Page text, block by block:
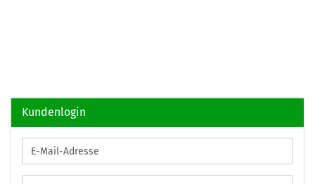
Kundenlogin
E-
Mail-
Adresse